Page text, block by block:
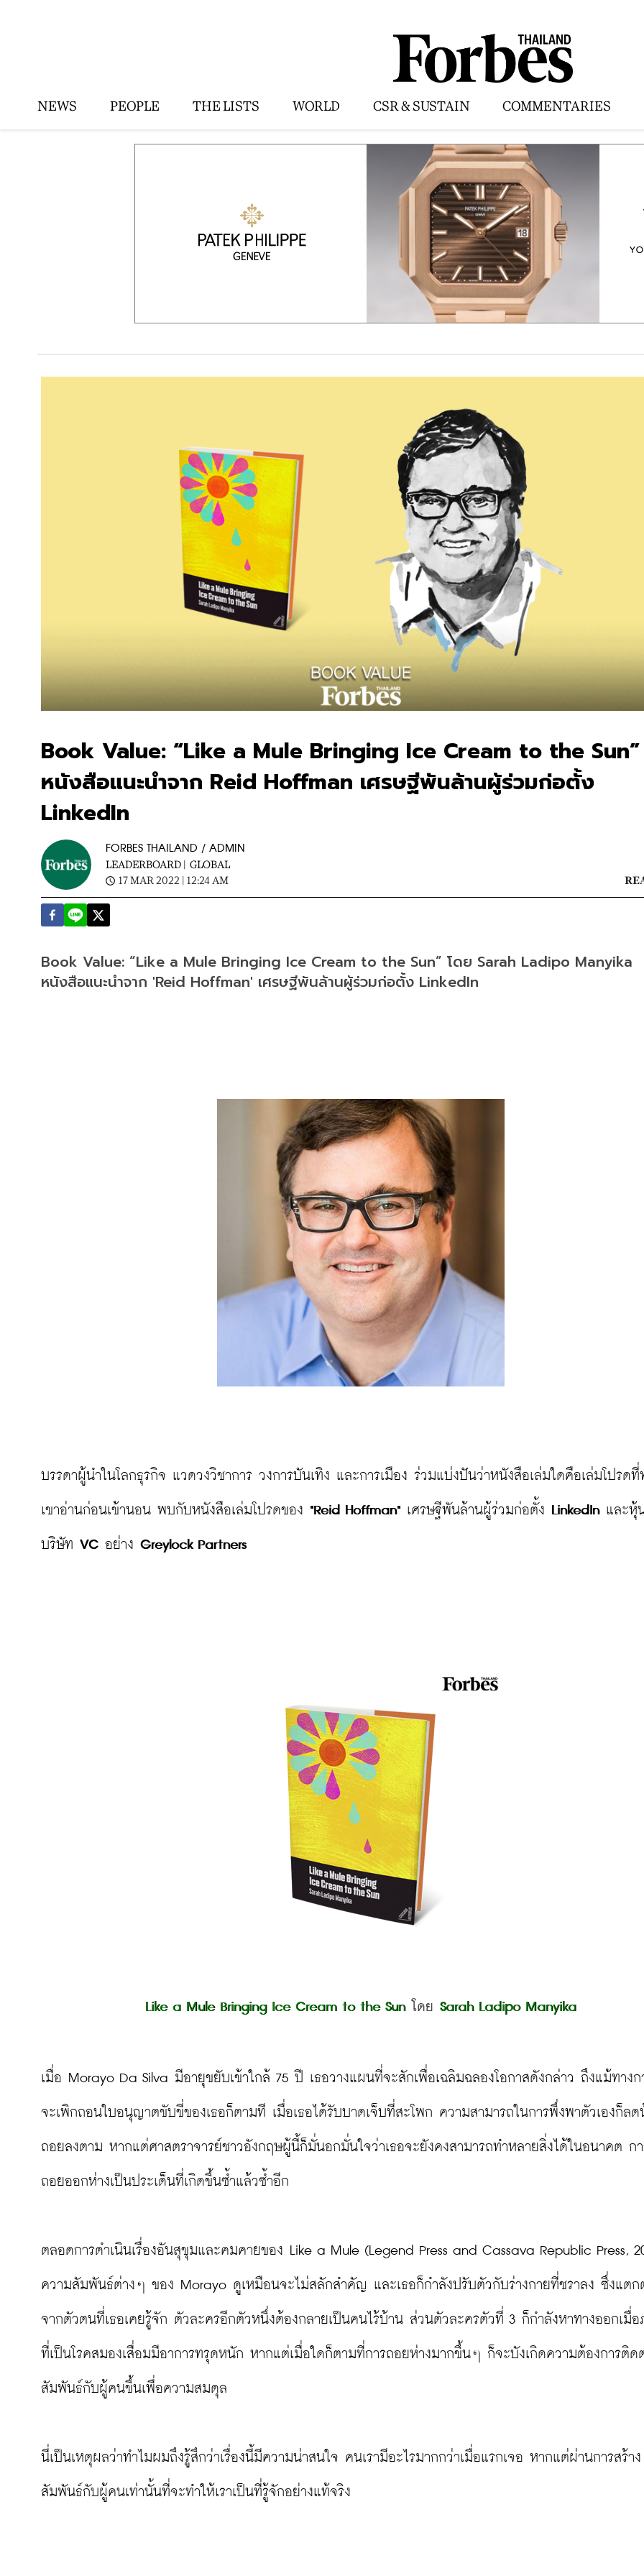
NEWS PEOPLE THE LISTS WORLD CSR & SUSTAIN COMMENTARIES
Book Value: “Like a Mule Bringing Ice Cream to the Sun”
หนังสือแนะนำจาก Reid Hoffman เศรษฐีพันล้านผู้ร่วมก่อตั้ง
LinkedIn
FORBES THAILAND / ADMIN
LEADERBOARD | GLOBAL
17 MAR 2022 | 12:24 AM
Book Value: “Like a Mule Bringing Ice Cream to the Sun” โดย Sarah Ladipo Manyika
หนังสือแนะนำจาก 'Reid Hoffman' เศรษฐีพันล้านผู้ร่วมก่อตั้ง LinkedIn
บรรดาผู้นำในโลกธุรกิจ แวดวงวิชาการ วงการบันเทิง และการเมือง ร่วมแบ่งปันว่าหนังสือเล่มใดคือเล่มโปรดที่
เขาอ่านก่อนเข้านอน พบกับหนังสือเล่มโปรดของ "Reid Hoffman" เศรษฐีพันล้านผู้ร่วมก่อตั้ง LinkedIn และหุ้
บริษัท VC อย่าง Greylock Partners
Like a Mule Bringing Ice Cream to the Sun โดย Sarah Ladipo Manyika
เมื่อ Morayo Da Silva มีอายุขยับเข้าใกล้ 75 ปี เธอวางแผนที่จะสักเพื่อเฉลิมฉลองโอกาสดังกล่าว ถึงแม้ทางก
จะเพิกถอนใบอนุญาตขับขี่ของเธอก็ตามที เมื่อเธอได้รับบาดเจ็บที่สะโพก ความสามารถในการพึ่งพาตัวเองก็ลด
ถอยลงตาม หากแต่ศาสตราจารย์ชาวอังกฤษผู้นี้ก็มั่นอกมั่นใจว่าเธอจะยังคงสามารถทำหลายสิ่งได้ในอนาคต ก
ถอยออกห่างเป็นประเด็นที่เกิดขึ้นซ้ำแล้วซ้ำอีก
ตลอดการดำเนินเรื่องอันสุขุมและคมคายของ Like a Mule (Legend Press and Cassava Republic Press,
ความสัมพันธ์ต่างๆ ของ Morayo ดูเหมือนจะไม่สลักสำคัญ และเธอก็กำลังปรับตัวกับร่างกายที่ชราลง ซึ่งแตก
จากตัวตนที่เธอเคยรู้จัก ตัวละครอีกตัวหนึ่งต้องกลายเป็นคนไร้บ้าน ส่วนตัวละครตัวที่ 3 ก็กำลังหาทางออกเมื่อ
ที่เป็นโรคสมองเสื่อมมีอาการทรุดหนัก หากแต่เมื่อใดก็ตามที่การถอยห่างมากขึ้นๆ ก็จะบังเกิดความต้องการติด
สัมพันธ์กับผู้คนขึ้นเพื่อความสมดุล
นี่เป็นเหตุผลว่าทำไมผมถึงรู้สึกว่าเรื่องนี้มีความน่าสนใจ คนเรามีอะไรมากกว่าเมื่อแรกเจอ หากแต่ผ่านการสร้าง
สัมพันธ์กับผู้คนเท่านั้นที่จะทำให้เราเป็นที่รู้จักอย่างแท้จริง